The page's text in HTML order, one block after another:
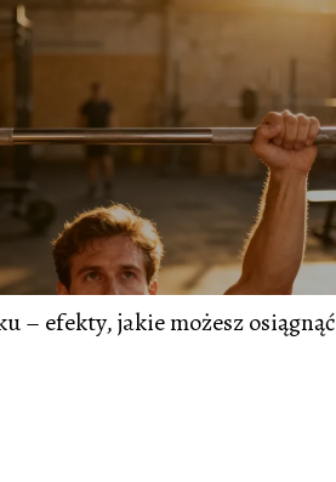
– efekty, jakie możesz osiągnąć